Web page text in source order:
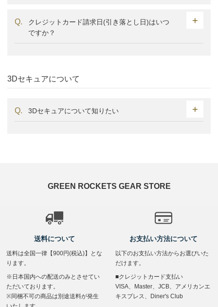
クレジットカード請求日(引き落とし日)はいつ
ですか？
3Dセキュアについて
3Dセキュアについて知りたい
GREEN ROCKETS GEAR STORE